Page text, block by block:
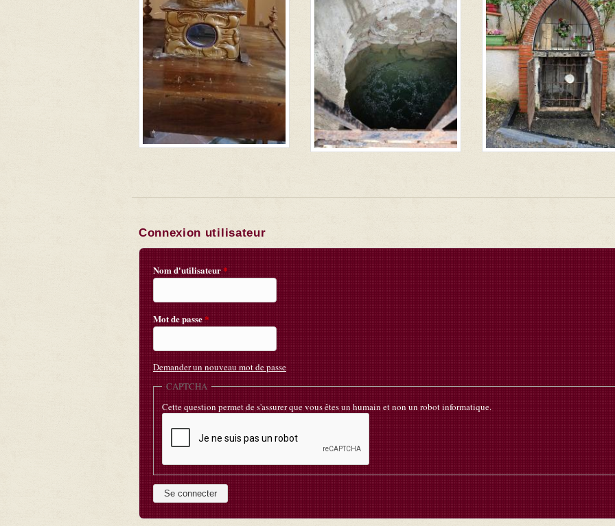
Connexion utilisateur
Nom d'utilisateur*
Mot de passe*
Demander un nouveau mot de passe
CAPTCHA
Cette question permet de s'assurer que vous êtes un humain et non un robot informatique.